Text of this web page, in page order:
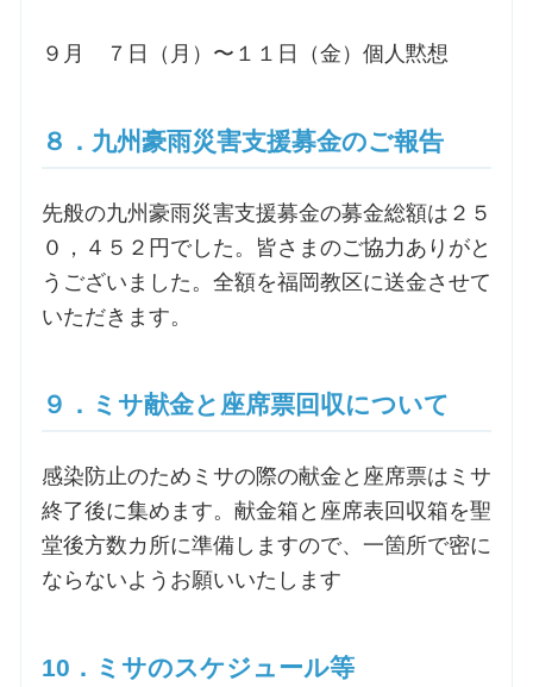
９月 ７日（月）〜１１日（金）個人黙想
８．九州豪雨災害支援募金のご報告
先般の九州豪雨災害支援募金の募金総額は２５
０，４５２円でした。皆さまのご協力ありがと
うございました。全額を福岡教区に送金させて
いただきます。
９．ミサ献金と座席票回収について
感染防止のためミサの際の献金と座席票はミサ
終了後に集めます。献金箱と座席表回収箱を聖
堂後方数カ所に準備しますので、一箇所で密に
ならないようお願いいたします
10．ミサのスケジュール等